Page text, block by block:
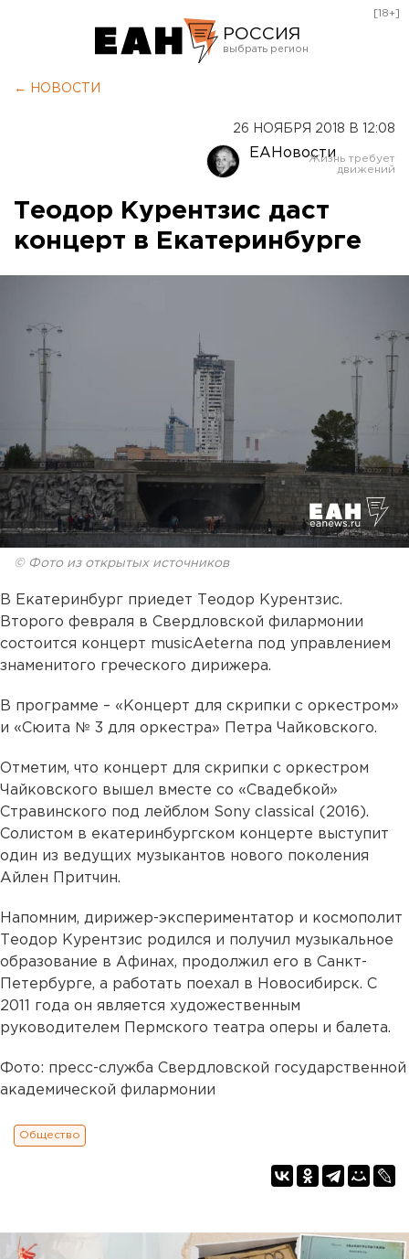
РОССИЯ
Оренбург
[18+]
← НОВОСТИ
26 НОЯБРЯ 2018 В 12:08
ЕАНовости
Теодор Курентзис даст
концерт в Екатеринбурге
© Фото из открытых источников
В Екатеринбург приедет Теодор Курентзис.
Второго февраля в Свердловской филармонии
состоится концерт musicAeterna под управлением
знаменитого греческого дирижера.
В программе – «Концерт для скрипки с оркестром»
и «Сюита № 3 для оркестра» Петра Чайковского.
Отметим, что концерт для скрипки с оркестром
Чайковского вышел вместе со «Свадебкой»
Стравинского под лейблом Sony classical (2016).
Солистом в екатеринбургском концерте выступит
один из ведущих музыкантов нового поколения
Айлен Притчин.
Напомним, дирижер-экспериментатор и космополит
Теодор Курентзис родился и получил музыкальное
образование в Афинах, продолжил его в Санкт-
Петербурге, а работать поехал в Новосибирск. С
2011 года он является художественным
руководителем Пермского театра оперы и балета.
Фото: пресс-служба Свердловской государственной
академической филармонии
Общество